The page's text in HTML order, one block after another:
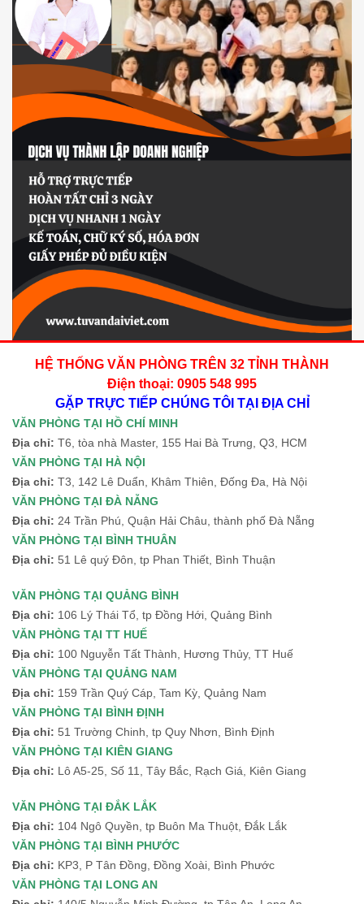
HỆ THỐNG VĂN PHÒNG TRÊN 32 TỈNH THÀNH
Điện thoại: 0905 548 995
GẶP TRỰC TIẾP CHÚNG TÔI TẠI ĐỊA CHỈ
VĂN PHÒNG TẠI HỒ CHÍ MINH
Địa chỉ: T6, tòa nhà Master, 155 Hai Bà Trưng, Q3, HCM
VĂN PHÒNG TẠI HÀ NỘI
Địa chỉ: T3, 142 Lê Duẩn, Khâm Thiên, Đống Đa, Hà Nội
VĂN PHÒNG TẠI ĐÀ NẴNG
Địa chỉ: 24 Trần Phú, Quận Hải Châu, thành phố Đà Nẵng
VĂN PHÒNG TẠI BÌNH THUÂN
Địa chỉ: 51 Lê quý Đôn, tp Phan Thiết, Bình Thuận
VĂN PHÒNG TẠI QUẢNG BÌNH
Địa chỉ: 106 Lý Thái Tổ, tp Đồng Hới, Quảng Bình
VĂN PHÒNG TẠI TT HUẾ
Địa chỉ: 100 Nguyễn Tất Thành, Hương Thủy, TT Huế
VĂN PHÒNG TẠI QUẢNG NAM
Địa chỉ: 159 Trần Quý Cáp, Tam Kỳ, Quảng Nam
VĂN PHÒNG TẠI BÌNH ĐỊNH
Địa chỉ: 51 Trường Chinh, tp Quy Nhơn, Bình Định
VĂN PHÒNG TẠI KIÊN GIANG
Địa chỉ: Lô A5-25, Số 11, Tây Bắc, Rạch Giá, Kiên Giang
VĂN PHÒNG TẠI ĐẮK LẮK
Địa chỉ: 104 Ngô Quyền, tp Buôn Ma Thuột, Đắk Lắk
VĂN PHÒNG TẠI BÌNH PHƯỚC
Địa chỉ: KP3, P Tân Đồng, Đồng Xoài, Bình Phước
VĂN PHÒNG TẠI LONG AN